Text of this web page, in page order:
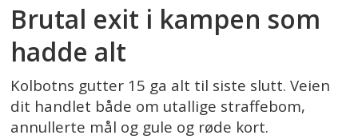
Brutal exit i kampen som
hadde alt
Kolbotns gutter 15 ga alt til siste slutt. Veien
dit handlet både om utallige straffebom,
annullerte mål og gule og røde kort.